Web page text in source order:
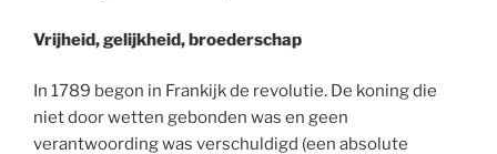
Vrijheid, gelijkheid, broederschap
In 1789 begon in Frankijk de revolutie. De koning die
niet door wetten gebonden was en geen
verantwoording was verschuldigd (een absolute